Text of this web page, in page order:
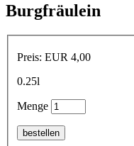
Burgfräulein
Preis: EUR 4,00
0.25l
Menge